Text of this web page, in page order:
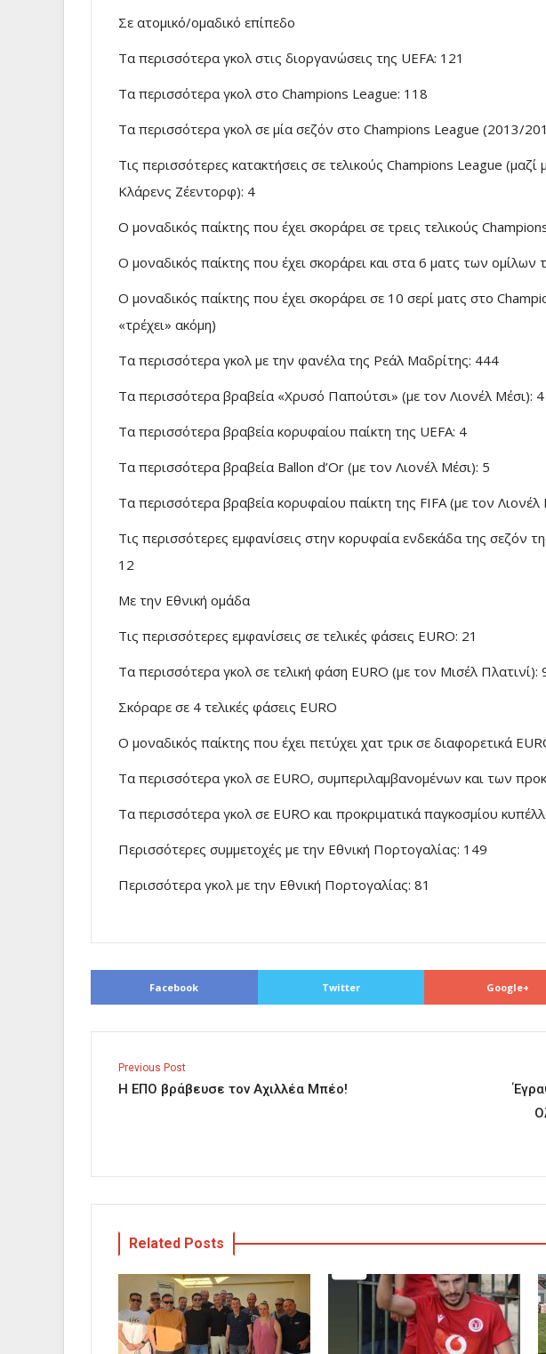
Σε ατομικό/ομαδικό επίπεδο
Τα περισσότερα γκολ στις διοργανώσεις της UEFA: 121
Τα περισσότερα γκολ στο Champions League: 118
Τα περισσότερα γκολ σε μία σεζόν στο Champions League (2013/
Τις περισσότερες κατακτήσεις σε τελικούς Champions League (μαζί
Κλάρενς Ζέεντορφ): 4
Ο μοναδικός παίκτης που έχει σκοράρει σε τρεις τελικούς
Ο μοναδικός παίκτης που έχει σκοράρει και στα 6 ματς των ομίλων
Ο μοναδικός παίκτης που έχει σκοράρει σε 10 σερί ματς στο
«τρέχει» ακόμη)
Τα περισσότερα γκολ με την φανέλα της Ρεάλ Μαδρίτης: 444
Τα περισσότερα βραβεία «Χρυσό Παπούτσι» (με τον Λιονέλ Μέσι): 4
Τα περισσότερα βραβεία κορυφαίου παίκτη της UEFA: 4
Τα περισσότερα βραβεία Ballon d’Or (με τον Λιονέλ Μέσι): 5
Τα περισσότερα βραβεία κορυφαίου παίκτη της FIFA (με τον Λιονέλ
Τις περισσότερες εμφανίσεις στην κορυφαία ενδεκάδα της σεζόν
12
Με την Εθνική ομάδα
Τις περισσότερες εμφανίσεις σε τελικές φάσεις EURO: 21
Τα περισσότερα γκολ σε τελική φάση EURO (με τον Μισέλ Πλατινί):
Σκόραρε σε 4 τελικές φάσεις EURO
Ο μοναδικός παίκτης που έχει πετύχει χατ τρικ σε διαφορετικά
Τα περισσότερα γκολ σε EURO, συμπεριλαμβανομένων και των
Τα περισσότερα γκολ σε EURO και προκριματικά παγκοσμίου
Περισσότερες συμμετοχές με την Εθνική Πορτογαλίας: 149
Περισσότερα γκολ με την Εθνική Πορτογαλίας: 81
Facebook Twitter Google+
Previous Post
Η ΕΠΟ βράβευσε τον Αχιλλέα Μπέο!
Related Posts